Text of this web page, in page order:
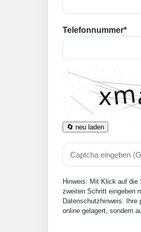
Telefonnummer*
🔄 neu laden
Hinweis: Mit Klick auf die
zweiten Schritt eingeben
Datenschutzhinweis: Ihre
online gelagert, sondern